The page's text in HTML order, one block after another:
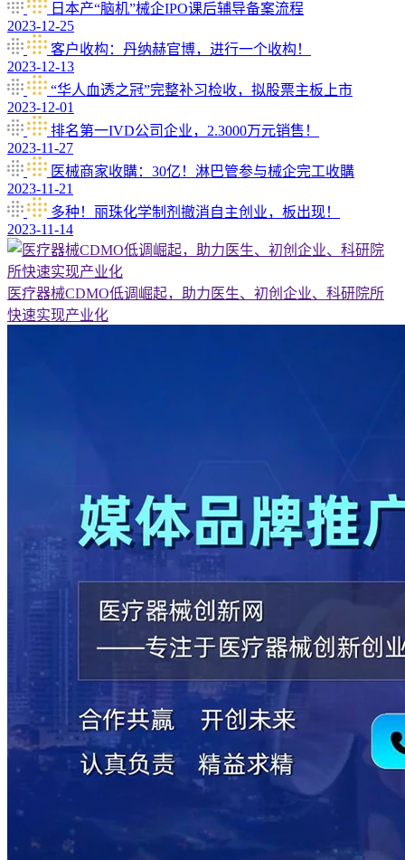
日本产“脑机”械企IPO课后辅导备案流程
2023-12-25
客户收构：丹纳赫官博，进行一个收构！
2023-12-13
“华人血透之冠”完整补习检收，拟股票主板上市
2023-12-01
排名第一IVD公司企业，2.3000万元销售！
2023-11-27
医械商家收購：30亿！淋巴管参与械企完工收購
2023-11-21
多种！丽珠化学制剂撤消自主创业，板出现！
2023-11-14
医疗器械CDMO低调崛起，助力医生、初创企业、科研院所
快速实现产业化